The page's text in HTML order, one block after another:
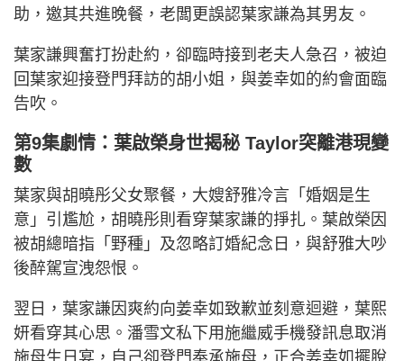
助，邀其共進晚餐，老闆更誤認葉家謙為其男友。
葉家謙興奮打扮赴約，卻臨時接到老夫人急召，被迫
回葉家迎接登門拜訪的胡小姐，與姜幸如的約會面臨
告吹。
第9集劇情：葉啟榮身世揭秘 Taylor突離港現變
數
葉家與胡曉彤父女聚餐，大嫂舒雅冷言「婚姻是生
意」引尷尬，胡曉彤則看穿葉家謙的掙扎。葉啟榮因
被胡總暗指「野種」及忽略訂婚紀念日，與舒雅大吵
後醉駕宣洩怨恨。
翌日，葉家謙因爽約向姜幸如致歉並刻意迴避，葉熙
妍看穿其心思。潘雪文私下用施繼威手機發訊息取消
施母生日宴，自己卻登門奉承施母，正合姜幸如擺脫